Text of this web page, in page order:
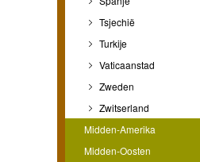
Tsjechië
Turkije
Vaticaanstad
Zweden
Zwitserland
Midden-Amerika
Midden-Oosten